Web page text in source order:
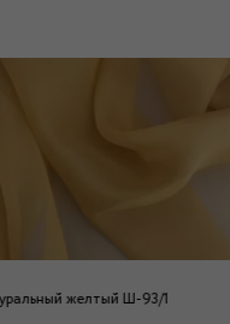
желтый Ш-93/1